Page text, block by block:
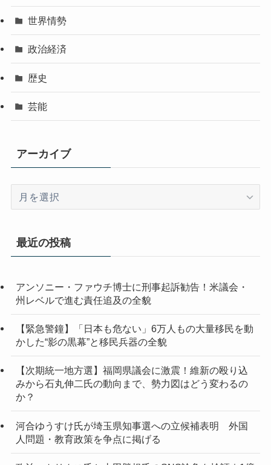
世界情勢
政治経済
歴史
芸能
アーカイブ
イ
最近の投稿
アンソニー・ファウチ博士に刑事起訴勧告！米議会・
州レベルで進む責任追及の全貌
【緊急警鐘】「日本も危ない」6万人もの大量移民を動
かした“影の黒幕”と移民兵器の全貌
【次期統一地方選】福岡県議会に激震！維新の殴り込
みから石丸伸二氏の動向まで、勢力図はどう変わるの
か？
河合ゆうすけ氏が埼玉県知事選への立候補表明 外国
人問題・教育政策を争点に掲げる